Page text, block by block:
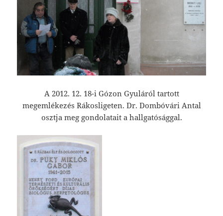
A 2012. 12. 18-i Gózon Gyuláról tartott
megemlékezés Rákosligeten. Dr. Dombóvári Antal
osztja meg gondolatait a hallgatósággal.